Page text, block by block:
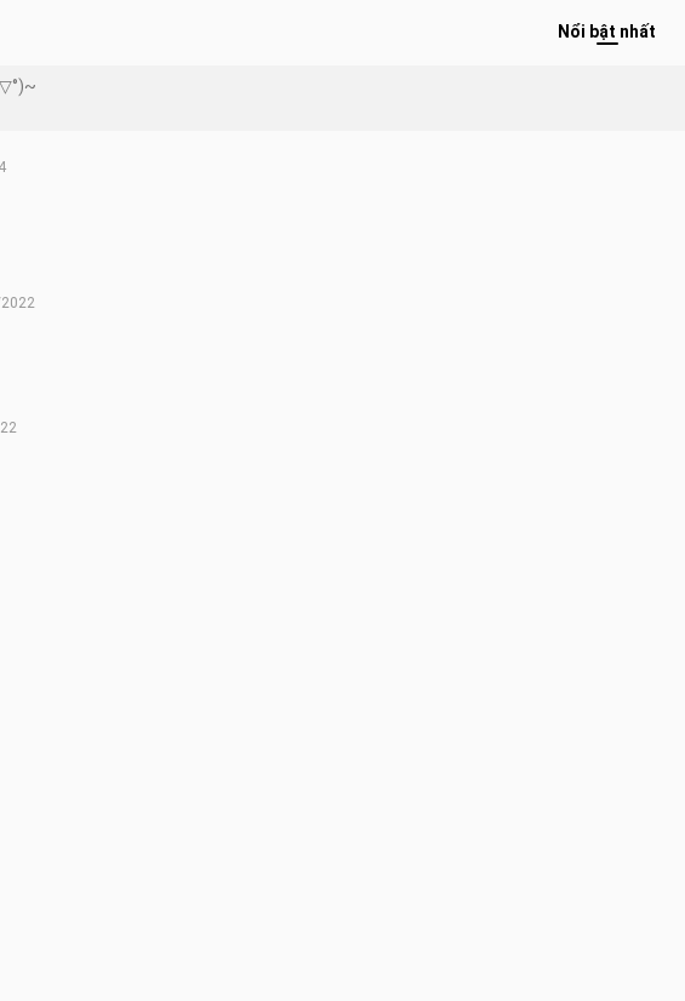
Nổi bật nhất